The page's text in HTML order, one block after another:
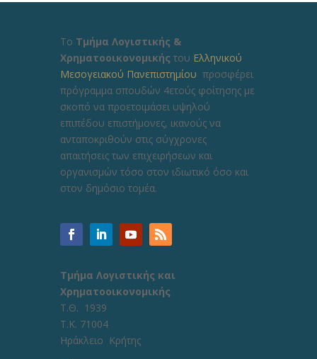
Το Τμήμα Λογιστικής &
Χρηματοοικονομικής του Ελληνικού
Μεσογειακού Πανεπιστημίου προσφέρει
πρόγραμμα σπουδών 4ετούς φοίτησης με
σκοπό να προετοιμάσει υψηλού
επιπέδου επιστήμονες, ικανούς να
ανταποκριθούν στις σύγχρονες
απαιτήσεις των επιχειρήσεων και
οργανισμών τόσο στον ιδιωτικό όσο και
στον δημόσιο τομέα.
Τμήμα Λογιστικής και
Χρηματοοικονομικής
Τ.Θ. 1939
Τ.Κ. 71004
Ηράκλειο Κρήτης